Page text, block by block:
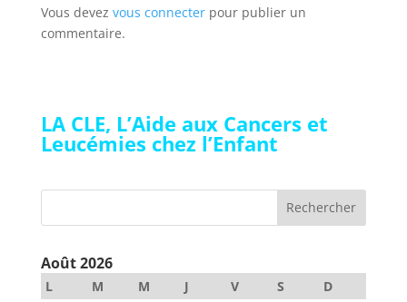
Vous devez vous connecterpour publier un
commentaire.
LA CLE, L’Aide aux Cancers et
Leucémies chez l’Enfant
Août 2026
L M M J V S
D